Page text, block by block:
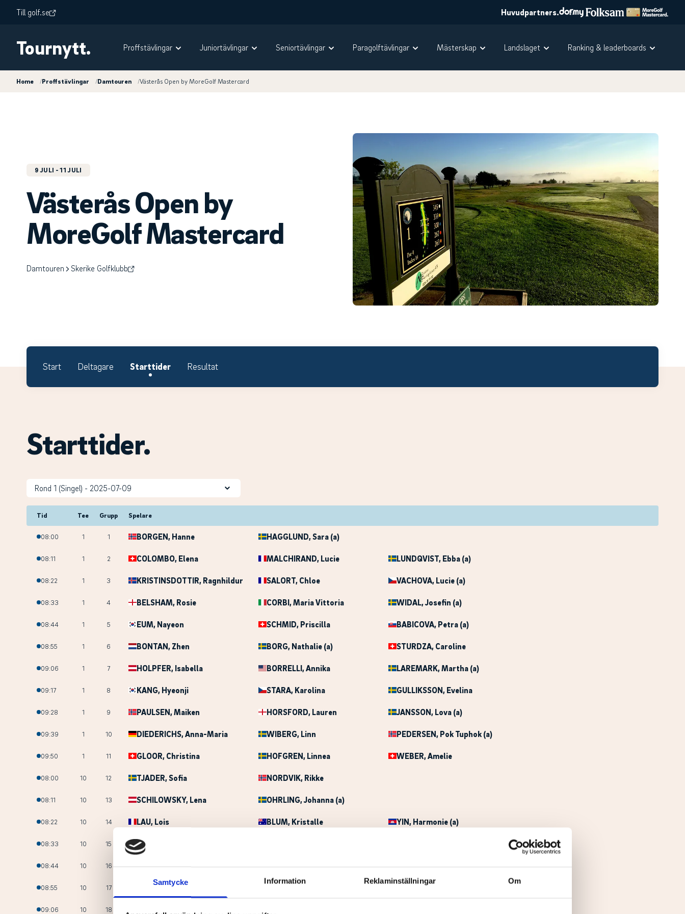
Samtycke Information Reklaminställningar Om
Till golf.se Huvudpartners.
Tournytt. Proffstävlingar Juniortävlingar Seniortävlingar Paragolftävlingar Mästerskap Landslaget Ranking & leaderboards
Home /Proffstävlingar /Damtouren /Västerås Open by MoreGolf Mastercard
9 JULI - 11 JULI
Västerås Open by
MoreGolf Mastercard
Damtouren Skerike Golfklubb
Start Deltagare Starttider Resultat
Starttider.
Tid Tee Grupp Spelare
08:00 1 1 BORGEN, Hanne HAGGLUND, Sara (a)
08:11 1 2 COLOMBO, Elena MALCHIRAND, Lucie LUNDQVIST, Ebba (a)
08:22 1 3 KRISTINSDOTTIR, Ragnhildur SALORT, Chloe VACHOVA, Lucie (a)
08:33 1 4 BELSHAM, Rosie CORBI, Maria Vittoria WIDAL, Josefin (a)
08:44 1 5 EUM, Nayeon SCHMID, Priscilla BABICOVA, Petra (a)
08:55 1 6 BONTAN, Zhen BORG, Nathalie (a) STURDZA, Caroline
09:06 1 7 HOLPFER, Isabella BORRELLI, Annika LAREMARK, Martha (a)
09:17 1 8 KANG, Hyeonji STARA, Karolina GULLIKSSON, Evelina
09:28 1 9 PAULSEN, Maiken HORSFORD, Lauren JANSSON, Lova (a)
09:39 1 10 DIEDERICHS, Anna-Maria WIBERG, Linn PEDERSEN, Pok Tuphok (a)
09:50 1 11 GLOOR, Christina HOFGREN, Linnea WEBER, Amelie
08:00 10 12 TJADER, Sofia NORDVIK, Rikke
08:11 10 13 SCHILOWSKY, Lena OHRLING, Johanna (a)
08:22 10 14 LAU, Lois BLUM, Kristalle YIN, Harmonie (a)
08:33 10 15 BERGSDOTTIR
08:44 10 16 HUME, Ellen THOMSEN, Puk KONO, Hannah (a)
08:55 10 17 TAUBER, Hanna LIRA, Fernanda PERSSON LIDGREN
09:06 10 18